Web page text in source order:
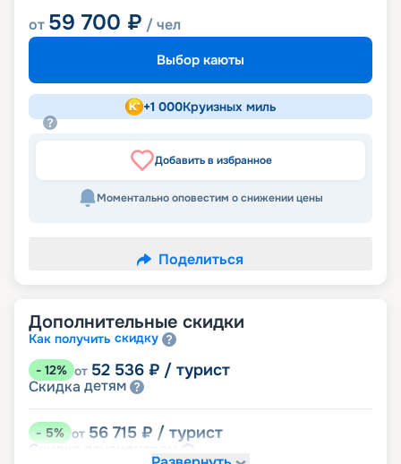
от 59 700 ₽ / чел
Выбор каюты
+1 000Круизных миль
Добавить в избранное
Моментально оповестим о снижении цены
Поделиться
Дополнительные скидки
Как получить скидку
- 12% от 52 536 ₽ / турист
Скидка детям
-5% от 56 715 ₽ / турист
Скидка